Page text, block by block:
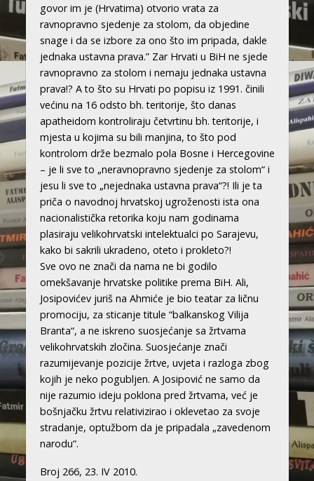
govor im je (Hrvatima) otvorio vrata za
ravnopravno sjedenje za stolom, da objedine
snage i da se izbore za ono što im pripada, dakle
jednaka ustavna prava.” Zar Hrvati u BiH ne sjede
ravnopravno za stolom i nemaju jednaka ustavna
prava!? A to što su Hrvati po popisu iz 1991. činili
većinu na 16 odsto bh. teritorije, što danas
apatheidom kontroliraju četvrtinu bh. teritorije, i
mjesta u kojima su bili manjina, to što pod
kontrolom drže bezmalo pola Bosne i Hercegovine
– je li sve to „neravnopravno sjedenje za stolom“ i
jesu li sve to „nejednaka ustavna prava“?! Ili je ta
priča o navodnoj hrvatskoj ugroženosti ista ona
nacionalistička retorika koju nam godinama
plasiraju velikohrvatski intelektualci po Sarajevu,
kako bi sakrili ukradeno, oteto i prokleto?!
Sve ovo ne znači da nama ne bi godilo
omekšavanje hrvatske politike prema BiH. Ali,
Josipovićev juriš na Ahmiće je bio teatar za ličnu
promociju, za sticanje titule “balkanskog Vilija
Branta“, a ne iskreno suosjećanje sa žrtvama
velikohrvatskih zločina. Suosjećanje znači
razumijevanje pozicije žrtve, uvjeta i razloga zbog
kojih je neko pogubljen. A Josipović ne samo da
nije razumio ideju poklona pred žrtvama, već je
bošnjačku žrtvu relativizirao i oklevetao za svoje
stradanje, optužbom da je pripadala „zavedenom
narodu“.
Broj 266, 23. IV 2010.